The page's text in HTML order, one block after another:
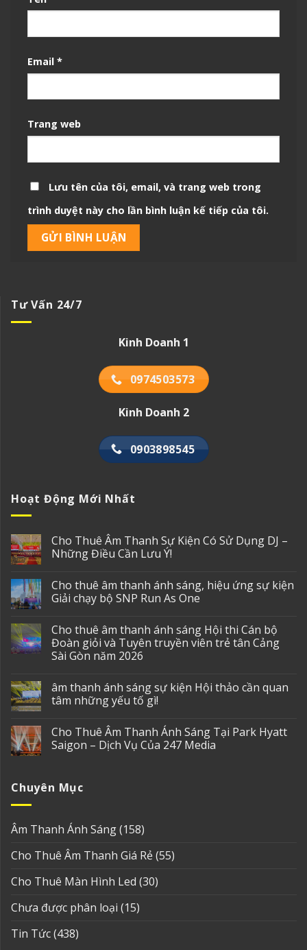
Email *
Trang web
Lưu tên của tôi, email, và trang web trong
trình duyệt này cho lần bình luận kế tiếp của tôi.
Tư Vấn 24/7
Kinh Doanh 1
0974503573
Kinh Doanh 2
0903898545
Hoạt Động Mới Nhất
Cho Thuê Âm Thanh Sự Kiện Có Sử Dụng DJ –
Những Điều Cần Lưu Ý!
Cho thuê âm thanh ánh sáng, hiệu ứng sự kiện
Giải chạy bộ SNP Run As One
Cho thuê âm thanh ánh sáng Hội thi Cán bộ
Đoàn giỏi và Tuyên truyền viên trẻ tân Cảng
Sài Gòn năm 2026
âm thanh ánh sáng sự kiện Hội thảo cần quan
tâm những yếu tố gì!
Cho Thuê Âm Thanh Ánh Sáng Tại Park Hyatt
Saigon – Dịch Vụ Của 247 Media
Chuyên Mục
Âm Thanh Ánh Sáng(158)
Cho Thuê Âm Thanh Giá Rẻ(55)
Cho Thuê Màn Hình Led (30)
Chưa được phân loại (15)
Tin Tức(438)